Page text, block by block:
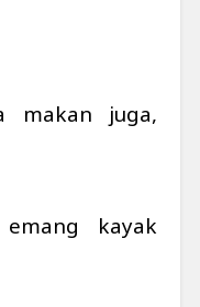
makan juga,
kayak